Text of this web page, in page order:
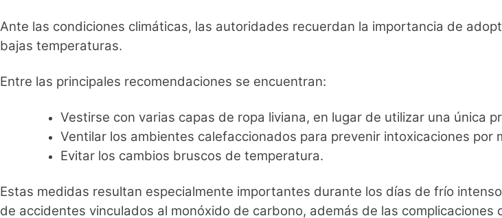
Ante las condiciones climáticas, las autoridades recuerdan la importancia de
bajas temperaturas.
Entre las principales recomendaciones se encuentran:
Vestirse con varias capas de ropa liviana, en lugar de utilizar una única
Ventilar los ambientes calefaccionados para prevenir intoxicaciones por
Evitar los cambios bruscos de temperatura.
Estas medidas resultan especialmente importantes durante los días de frío
de accidentes vinculados al monóxido de carbono, además de las